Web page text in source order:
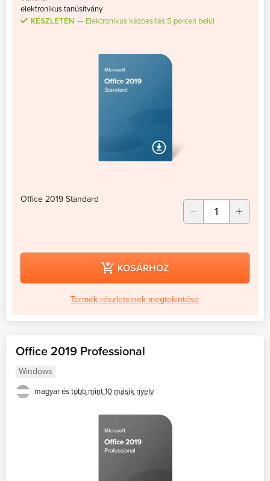
elektronikus tanúsítvány
KÉSZLETEN
Elektronikus kézbesítés 5 percen belül
Office 2019 Standard
KOSÁRHOZ
Termék részleteinek megtekintése
Office 2019 Professional
Windows
magyar éstöbb mint 10 másik nyelv